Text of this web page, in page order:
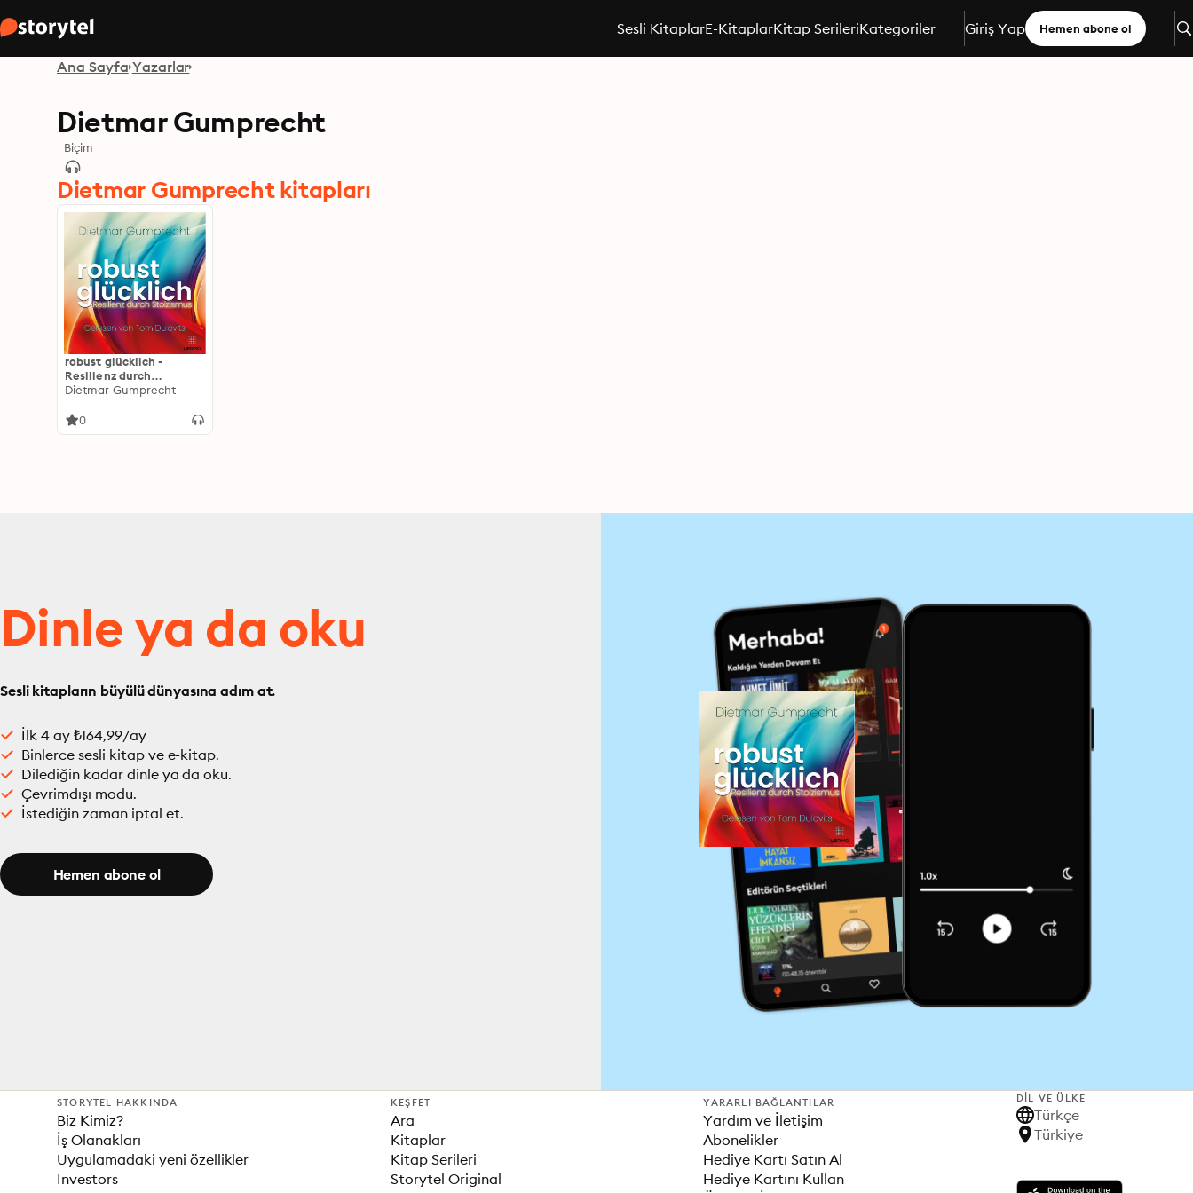
Sesli KitaplarE-KitaplarKitap SerileriKategoriler Giriş Yap Hemen abone ol
Ana Sayfa Yazarlar
Dietmar Gumprecht
Biçim
Dietmar Gumprecht kitapları
robust glücklich -
Resilienz durch
Stoizismus
Dietmar Gumprecht
0
Dinle ya da oku
Sesli kitapların büyülü dünyasına adım at.
İlk 4 ay ₺164,99/ay
Binlerce sesli kitap ve e-kitap.
Dilediğin kadar dinle ya da oku.
Çevrimdışı modu.
İstediğin zaman iptal et.
Hemen abone ol
STORYTEL HAKKINDA
Biz Kimiz?
İş Olanakları
Uygulamadaki yeni özellikler
Investors
KEŞFET
Ara
Kitaplar
Kitap Serileri
Storytel Original
YARARLI BAĞLANTILAR
Yardım ve İletişim
Abonelikler
Hediye Kartı Satın Al
Hediye Kartını Kullan
DIL VE ÜLKE
Türkçe
Türkiye